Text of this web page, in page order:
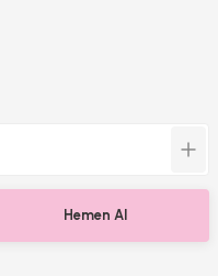
Hemen Al